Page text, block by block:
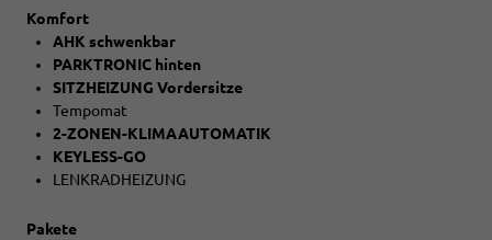
Komfort
AHK schwenkbar
PARKTRONIC hinten
SITZHEIZUNG Vordersitze
Tempomat
2-ZONEN-KLIMAAUTOMATIK
KEYLESS-GO
LENKRADHEIZUNG
Pakete